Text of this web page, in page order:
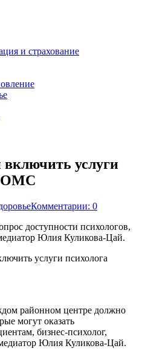
и страхование
услуги
ОМС
Комментарии: 0
доступности психологов,
Юлия Куликова-Цай.
районном центре должно
могут оказать
бизнес-психолог,
Юлия Куликова-Цай.